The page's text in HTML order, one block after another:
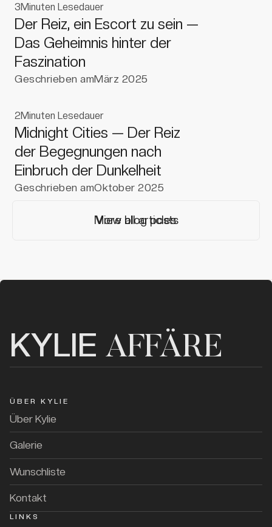
3Minuten Lesedauer
Der Reiz, ein Escort zu sein —
Das Geheimnis hinter der
Faszination
Geschrieben amMärz 2025
2Minuten Lesedauer
Midnight Cities — Der Reiz
der Begegnungen nach
Einbruch der Dunkelheit
Geschrieben amOktober 2025
More blog posts
View all articles
KYLIE AFFÄRE
ÜBER KYLIE
Über Kylie
Galerie
Wunschliste
Kontakt
LINKS